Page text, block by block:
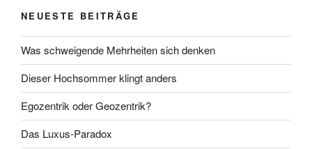
NEUESTE BEITRÄGE
Was schweigende Mehrheiten sich denken
Dieser Hochsommer klingt anders
Egozentrik oder Geozentrik?
Das Luxus-Paradox